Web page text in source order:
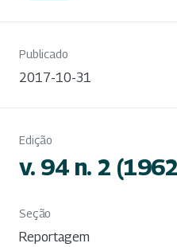
Publicado
2017-10-31
Edição
v. 94 n. 2
Seção
Reportagem